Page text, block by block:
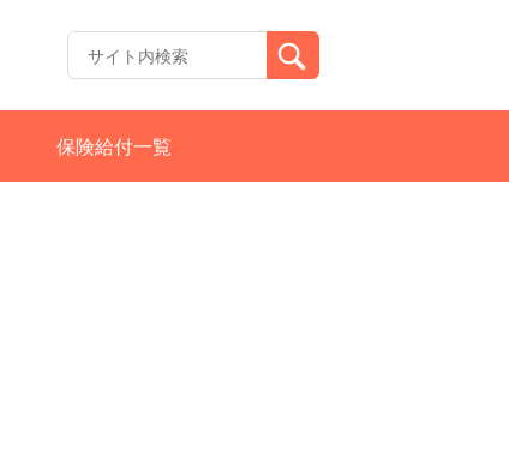
保険給付一覧